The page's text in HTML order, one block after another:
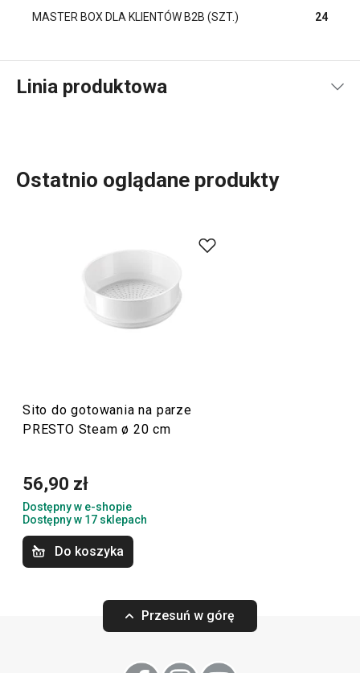
MASTER BOX DLA KLIENTÓW B2B (SZT.) 24
Linia produktowa
talerze i sita do gotowania na parze
Steam odpowiednie do użytkowania w
średnicy 24 cm. Dzięki nim przygotujesz potrawy w
zdrowszy sposób na parze, bez użycia tłuszczu i z
pomocą popularnych akcesoriów kuchennych.
PRESTO Steam ø 24 cm
Ostatnio oglądane produkty
Sito do gotowania na parze
PRESTO Steam ø 20 cm
56,90 zł
Dostępny w e-shopie
Dostępny w 17 sklepach
Do koszyka
Przesuń w górę